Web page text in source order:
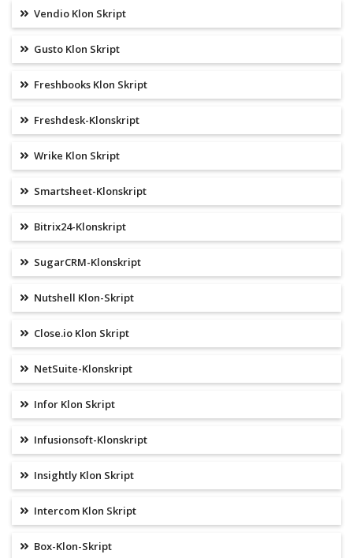
Vendio Klon Skript
Gusto Klon Skript
Freshbooks Klon Skript
Freshdesk-Klonskript
Wrike Klon Skript
Smartsheet-Klonskript
Bitrix24-Klonskript
SugarCRM-Klonskript
Nutshell Klon-Skript
Close.io Klon Skript
NetSuite-Klonskript
Infor Klon Skript
Infusionsoft-Klonskript
Insightly Klon Skript
Intercom Klon Skript
Box-Klon-Skript